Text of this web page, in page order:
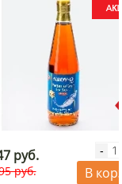
руб.
руб.
-
В